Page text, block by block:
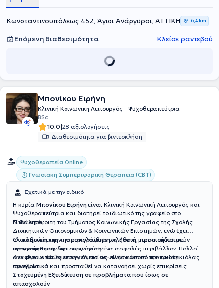
Κωνσταντινουπόλεως 452, Άγιοι Ανάργυροι, ΑΤΤΙΚΗ 6,4 km
Επόμενη διαθεσιμότητα Κλείσε ραντεβού
Μπονίκου Ειρήνη
Κλινική Κοινωνική Λειτουργός - Ψυχοθεραπεύτρια
BSc
10.0|28 αξιολογήσεις
Διαθεσιμότητα για βιντεοκλήση
Ψυχοθεραπεία Online
Γνωσιακή Συμπεριφορική Θεραπεία (CBT)
Σχετικά με την ειδικό
Η κυρία Μπονίκου Ειρήνη είναι Κλινική Κοινωνική Λειτουργός και
Ψυχοθεραπεύτρια και διατηρεί το ιδιωτικό της γραφείο στο
Ν.Φάληρο.
Είναι απόφοιτη του Τμήματος Κοινωνικής Εργασίας της Σχολής
Διοικητικών Οικονομικών & Κοινωνικών Επιστημών, ενώ έχει
ολοκληρώσει την παρακολούθηση πλήθους μετεκπαιδευτικών
προγραμμάτων και σεμιναρίων.
Οι ασθενείς της την περιγράφουν ωςζεστή, προσιτή και με
ενσυναίσθηση, δημιουργώντας ένα ασφαλές περιβάλλον. Πολλοί
αναφέρουν ότι ένιωσαν άνετα να μιλήσουν από την πρώτη κιόλας
συνεδρία.
Δεν είναι απλώς επαγγελματίας· είναι κάποια πουακούει
πραγματικά και προσπαθεί να κατανοήσει χωρίς επικρίσεις.
Στοχευμένη Εξειδίκευση σε προβλήματα που ίσως σε
απασχολούν